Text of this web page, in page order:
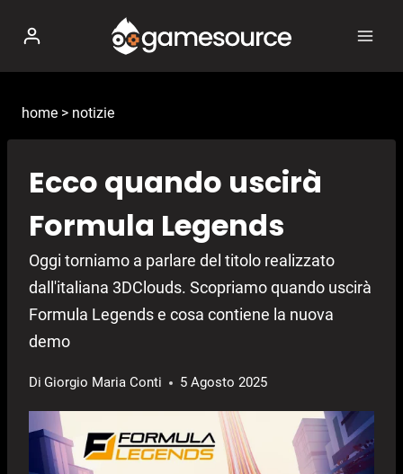
contenuto
home > notizie
Ecco quando uscirà
Formula Legends
Oggi torniamo a parlare del titolo realizzato
dall'italiana 3DClouds. Scopriamo quando uscirà
Formula Legends e cosa contiene la nuova
demo
Di Giorgio Maria Conti 5 Agosto 2025